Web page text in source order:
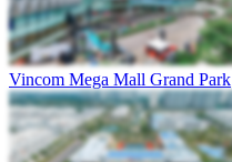
Vincom Mega Mall Grand Park